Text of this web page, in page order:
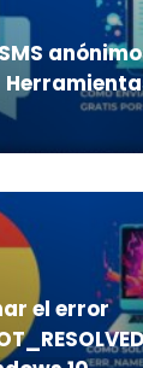
el error